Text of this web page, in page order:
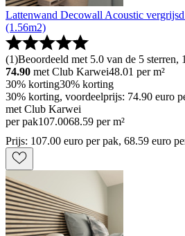
Lattenwand Decowall Acoustic
(1.56m2)
(1)Beoordeeld met 5.0 van de 5 sterren,
74.90 met Club Karwei48.01 per m²
30% korting30% korting
30% korting, voordeelprijs: 74.90 euro
met Club Karwei
per pak107.0068.59 per m²
Prijs: 107.00 euro per pak, 68.59 euro